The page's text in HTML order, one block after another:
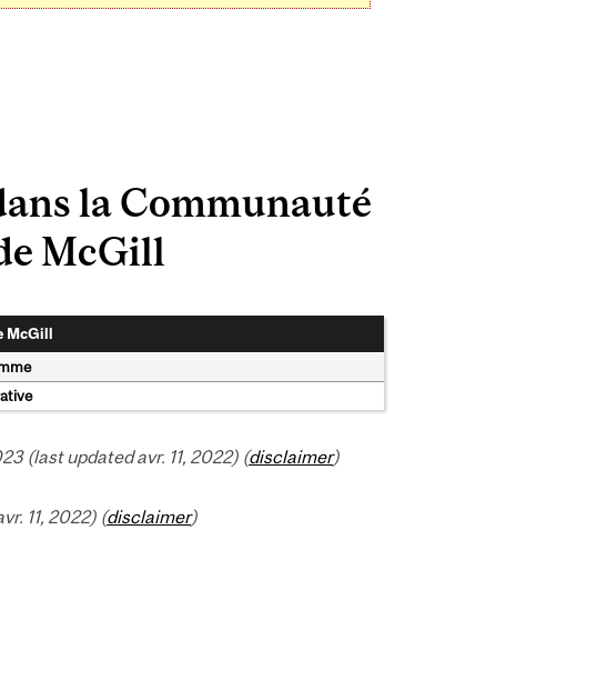
la Communauté
McGill
(last updated avr. 11, 2022) (disclaimer)
11, 2022) (disclaimer)